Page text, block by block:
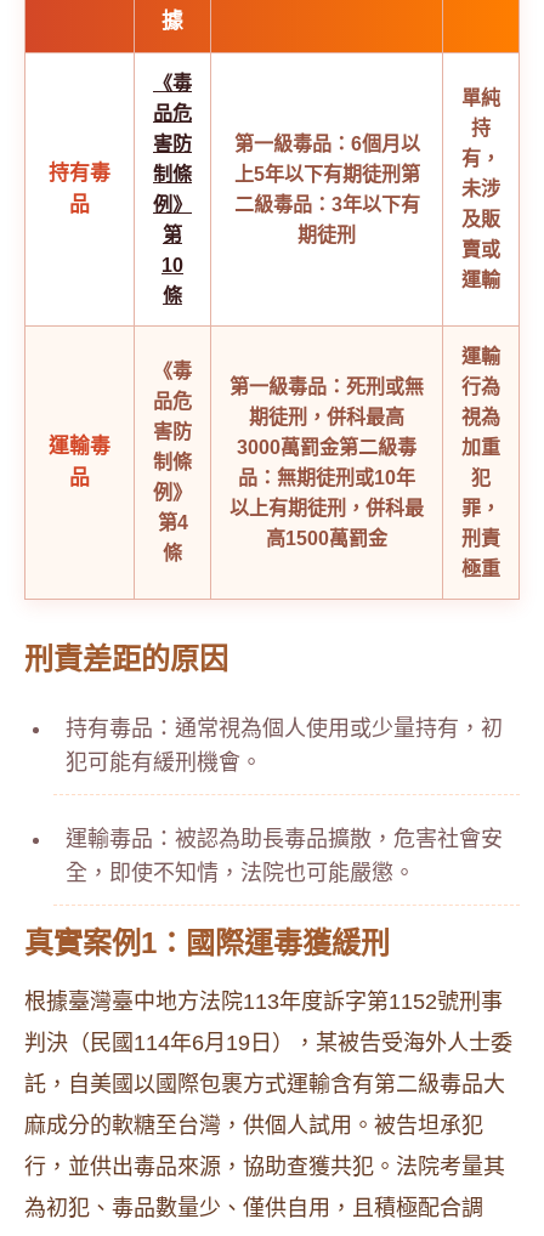
據
持有毒
品
《毒
品危
害防
制條
例》
第
10
條
第一級毒品：6個月以
上5年以下有期徒刑 第
二級毒品：3年以下有
期徒刑
單純
持
有，
未涉
及販
賣或
運輸
運輸毒
品
《毒
品危
害防
制條
例》
第4
條
第一級毒品：死刑或無
期徒刑，併科最高
3000萬罰金第二級毒
品：無期徒刑或10年
以上有期徒刑，併科最
高1500萬罰金
運輸
行為
視為
加重
犯
罪，
刑責
極重
刑責差距的原因
持有毒品：通常視為個人使用或少量持有，初
犯可能有緩刑機會。
運輸毒品：被認為助長毒品擴散，危害社會安
全，即使不知情，法院也可能嚴懲。
真實案例1：國際運毒獲緩刑
根據臺灣臺中地方法院113年度訴字第1152號刑事
判決（民國114年6月19日），某被告受海外人士委
託，自美國以國際包裹方式運輸含有第二級毒品大
麻成分的軟糖至台灣，供個人試用。被告坦承犯
行，並供出毒品來源，協助查獲共犯。法院考量其
為初犯、毒品數量少、僅供自用，且積極配合調